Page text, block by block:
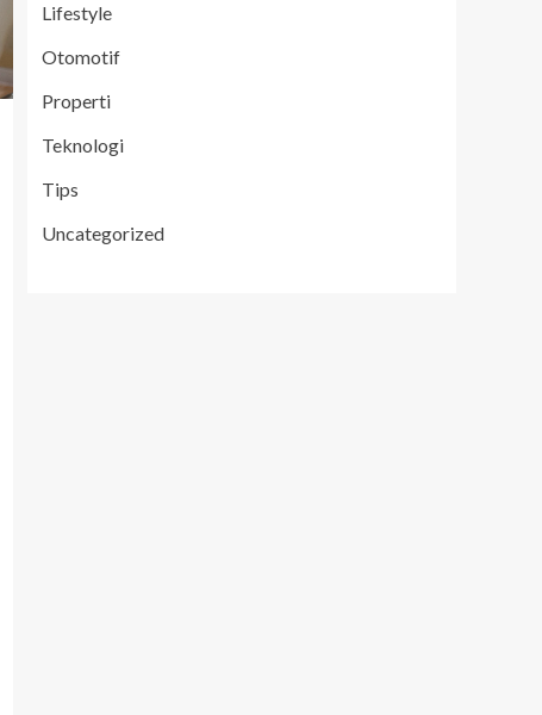
Lifestyle
Otomotif
Properti
Teknologi
Tips
Uncategorized